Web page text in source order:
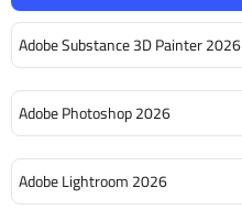
Adobe Substance 3D Painter 2026
Adobe Photoshop 2026
Adobe Lightroom 2026